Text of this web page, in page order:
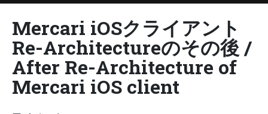
Mercari iOSクライアント
Re-Architectureのその後 /
After Re-Architecture of
Mercari iOS client